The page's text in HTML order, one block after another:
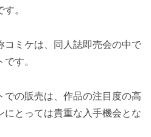
。
コミケは、同人誌即売会の中で
す。
での販売は、作品の注目度の高
にとっては貴重な入手機会とな